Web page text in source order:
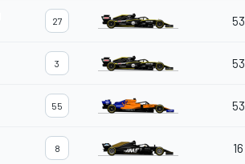
27 53
3 53
55 53
8 16